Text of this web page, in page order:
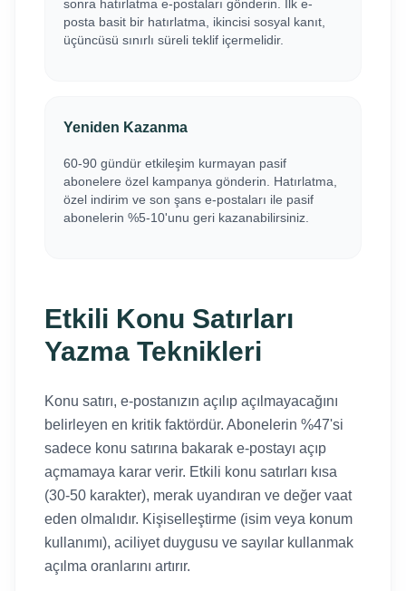
sonra hatırlatma e-postaları gönderin. İlk e-
posta basit bir hatırlatma, ikincisi sosyal kanıt,
üçüncüsü sınırlı süreli teklif içermelidir.
Yeniden Kazanma
60-90 gündür etkileşim kurmayan pasif
abonelere özel kampanya gönderin. Hatırlatma,
özel indirim ve son şans e-postaları ile pasif
abonelerin %5-10'unu geri kazanabilirsiniz.
Etkili Konu Satırları
Yazma Teknikleri
Konu satırı, e-postanızın açılıp açılmayacağını
belirleyen en kritik faktördür. Abonelerin %47'si
sadece konu satırına bakarak e-postayı açıp
açmamaya karar verir. Etkili konu satırları kısa
(30-50 karakter), merak uyandıran ve değer vaat
eden olmalıdır. Kişiselleştirme (isim veya konum
kullanımı), aciliyet duygusu ve sayılar kullanmak
açılma oranlarını artırır.